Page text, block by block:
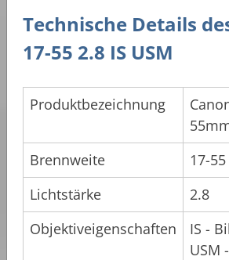
Technische Details
17-55 2.8 IS USM
Produktbezeichnung
Brennweite
17-
Lichtstärke
2.8
Objektiveigenschaften
IS -
USM -